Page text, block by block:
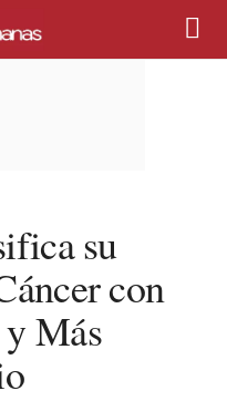
su
con
Más